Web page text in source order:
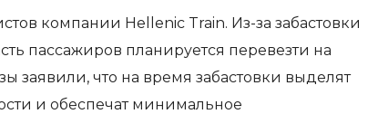
компании Hellenic Train. Из-за забастовки
пассажиров планируется перевезти на
заявили, что на время забастовки выделят
и обеспечат минимальное